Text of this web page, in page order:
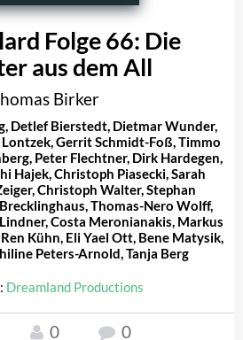
Folge 66: Die
aus dem All
Birker
, Detlef Bierstedt, Dietmar Wunder,
,Gerrit Schmidt-Foß,Timmo
, Peter Flechtner, Dirk Hardegen,
Hajek,Christoph Piasecki,Sarah
,Christoph Walter,Stephan
,Thomas-Nero Wolff,
,Costa Meronianakis, Markus
Ren Kühn, Eli Yael Ott, Bene Matysik,
Peters-Arnold,Tanja Berg
Dreamland Productions
0 0